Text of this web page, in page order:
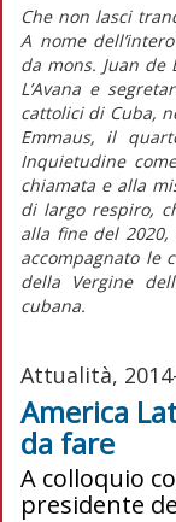
Che non lasci
A nome
da mons. Juan de
L’Avana e
cattolici di Cuba,
Emmaus, il
Inquietudine
chiamata e alla
di largo respiro,
alla fine del
accompagnato le
della Vergine
cubana.
Attualità,
America
da fare
A colloquio
presidente